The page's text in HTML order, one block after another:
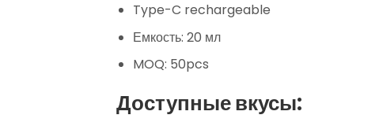
Type-C rechargeable
Емкость: 20 мл
MOQ: 50pcs
Доступные вкусы: